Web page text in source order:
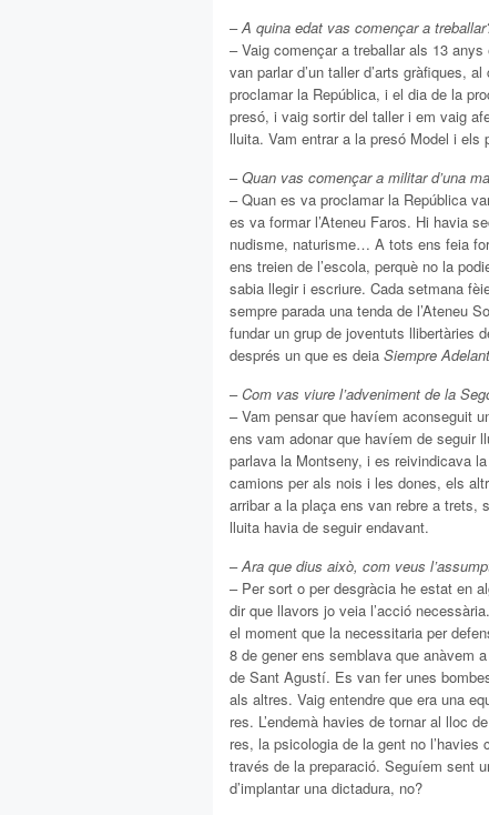
–A quina edat vas començar a
– Vaig començar a treballar als 13
van parlar d’un taller d’arts gràfiques,
proclamar la República, i el dia de la
presó, i vaig sortir del taller i em vaig
lluita. Vam entrar a la presó Model i
–Quan vas començar a militar d’una
– Quan es va proclamar la República
es va formar l’Ateneu Faros. Hi havia
nudisme, naturisme… A tots ens feia
ens treien de l’escola, perquè no la
sabia llegir i escriure. Cada setmana
sempre parada una tenda de l’Ateneu
fundar un grup de joventuts llibertàries
després un que es deia Siempre
–Com vas viure l’adveniment de la
– Vam pensar que havíem aconseguit
ens vam adonar que havíem de seguir
parlava la Montseny, i es reivindicava
camions per als nois i les dones, els
arribar a la plaça ens van rebre a trets,
lluita havia de seguir endavant.
–Ara que dius això, com veus
– Per sort o per desgràcia he estat en
dir que llavors jo veia l’acció
el moment que la necessitaria per
8 de gener ens semblava que anàvem
de Sant Agustí. Es van fer unes
als altres. Vaig entendre que era una
res. L’endemà havies de tornar al lloc
res, la psicologia de la gent no
través de la preparació. Seguíem sent
d’implantar una dictadura, no?